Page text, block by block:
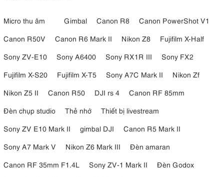
Micro thu âm Gimbal Canon R8
Canon PowerShot V1
Canon R50V
Canon R6 Mark II Nikon Z8
Fujifilm X-Half
Sony ZV-E10
Sony A6400 Sony RX1R III
Sony FX2
Fujifilm X-S20
Fujifilm X-T5 Sony A7C Mark II
Nikon Zf
Nikon Z5 II
Canon R50 DJI rs 4
Canon RF 85mm
Đèn chụp studio
Thẻ nhớ
Thiết bị livestream
Sony ZV E10 Mark II
gimbal DJI
Canon R5 Mark II
Sony A7 Mark V
Nikon Z6 Mark III
Đèn amaran
Canon RF 35mm F1.4L
Sony ZV-1 Mark II
Đèn Godox